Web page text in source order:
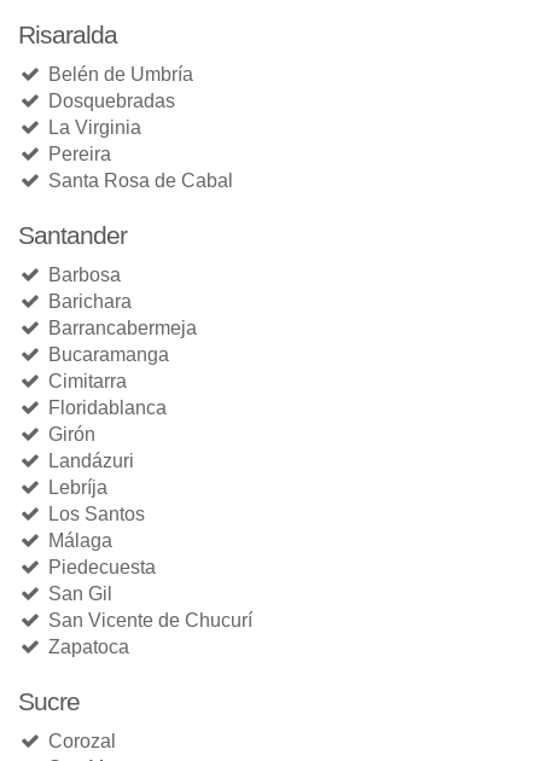
Risaralda
Belén de Umbría
Dosquebradas
La Virginia
Pereira
Santa Rosa de Cabal
Santander
Barbosa
Barichara
Barrancabermeja
Bucaramanga
Cimitarra
Floridablanca
Girón
Landázuri
Lebríja
Los Santos
Málaga
Piedecuesta
San Gil
San Vicente de Chucurí
Zapatoca
Sucre
Corozal